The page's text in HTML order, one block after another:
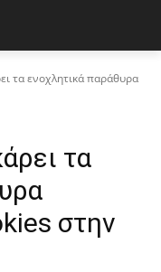
τα ενοχλητικά παράθυρα
τα
στην